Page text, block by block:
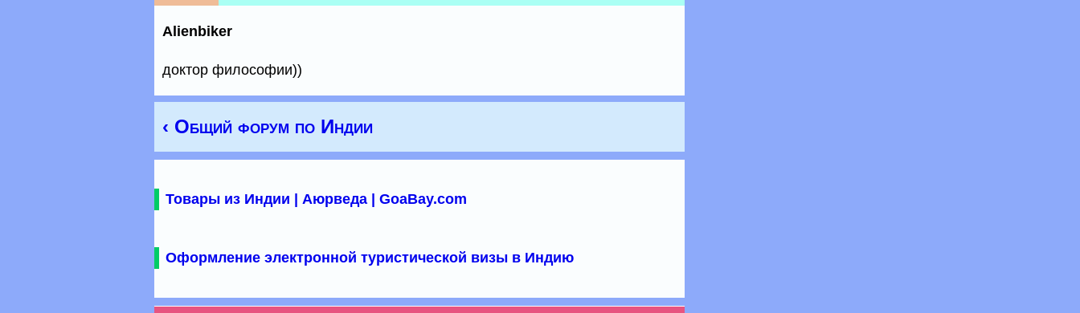
Alienbiker
доктор философии))
‹ Общий форум по Индии
Товары из Индии | Аюрведа | GoaBay.com
Оформление электронной туристической визы в Индию